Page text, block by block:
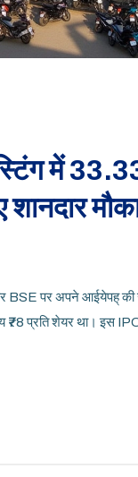
में
BSE पर अपने आईयेपह्
₹78 प्रति शेयर था। इस